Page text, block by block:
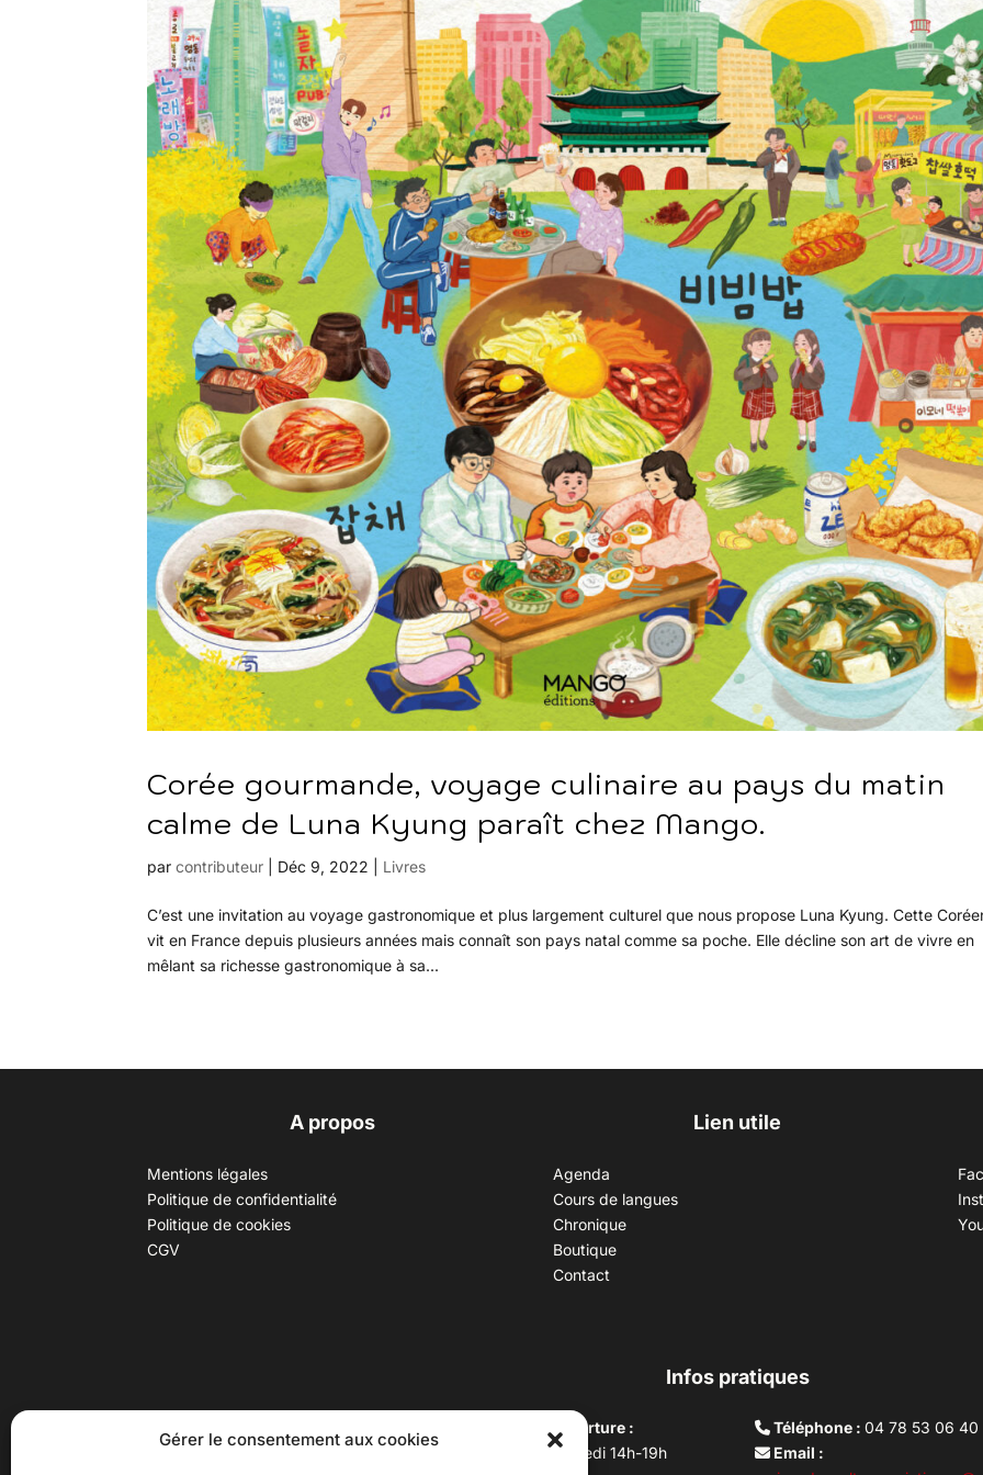
Gérer le consentement aux cookies
Corée gourmande, voyage culinaire au pays du matin
calme de Luna Kyung paraît chez Mango.
parcontributeur Déc 9, 2022 Livres
C’est une invitation au voyage gastronomique et plus largement culturel que nous propose Luna Kyung. Cette
vit en France depuis plusieurs années mais connaît son pays natal comme sa poche. Elle décline son art de vivre en
mêlant sa richesse gastronomique à sa...
A propos
Mentions légales
Politique de confidentialité
Politique de cookies
CGV
Lien utile
Agenda
Cours de langues
Chronique
Boutique
Contact
Infos pratiques
(adresse postale : 62 rue St
Horaires d’ouverture :
Du mardi au vendredi 14h-19h
Téléphone :04 78 53 06 40
Email :